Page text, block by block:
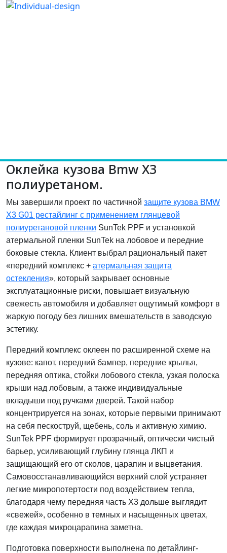
Оклейка кузова Bmw X3
полиуретаном.
Мы завершили проект по частичной защите кузова BMW
X3 G01 рестайлинг с применением глянцевой
полиуретановой пленки SunTek PPF и установкой
атермальной пленки SunTek на лобовое и передние
боковые стекла. Клиент выбрал рациональный пакет
«передний комплекс + атермальная защита
остекления», который закрывает основные
эксплуатационные риски, повышает визуальную
свежесть автомобиля и добавляет ощутимый комфорт в
жаркую погоду без лишних вмешательств в заводскую
эстетику.
Передний комплекс оклеен по расширенной схеме на
кузове: капот, передний бампер, передние крылья,
передняя оптика, стойки лобового стекла, узкая полоска
крыши над лобовым, а также индивидуальные
вкладыши под ручками дверей. Такой набор
концентрируется на зонах, которые первыми принимают
на себя пескоструй, щебень, соль и активную химию.
SunTek PPF формирует прозрачный, оптически чистый
барьер, усиливающий глубину глянца ЛКП и
защищающий его от сколов, царапин и выцветания.
Самовосстанавливающийся верхний слой устраняет
легкие микропотертости под воздействием тепла,
благодаря чему передняя часть X3 дольше выглядит
«свежей», особенно в темных и насыщенных цветах,
где каждая микроцарапина заметна.
Подготовка поверхности выполнена по детайлинг-